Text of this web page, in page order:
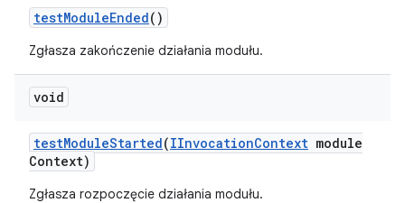
testModuleEnded()
Zgłasza zakończenie działania modułu.
void
testModuleStarted(IInvocationContext module
Context)
Zgłasza rozpoczęcie działania modułu.